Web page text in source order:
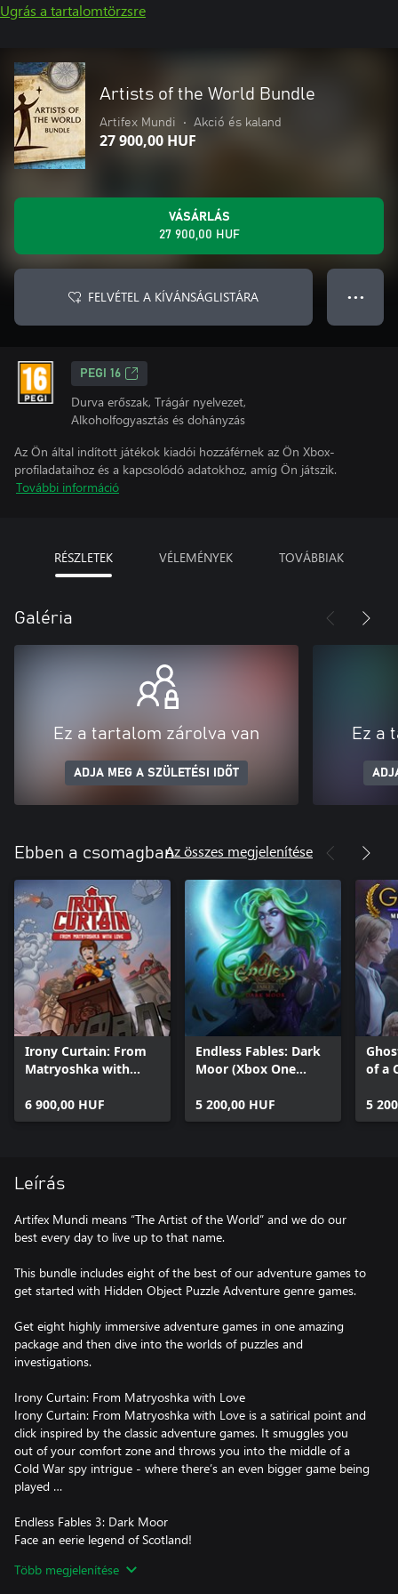
Ugrás a tartalomtörzsre
Artists of the World Bundle
Artifex Mundi • Akció és kaland
27 900,00 HUF
VÁSÁRLÁS
27 900,00 HUF
FELVÉTEL A KÍVÁNSÁGLISTÁRA ● ● ●
PEGI 16
Durva erőszak, Trágár nyelvezet,
Alkoholfogyasztás és dohányzás
Az Ön által indított játékok kiadói hozzáférnek az Ön Xbox-
profiladataihoz és a kapcsolódó adatokhoz, amíg Ön játszik.
További információ
RÉSZLETEK VÉLEMÉNYEK TOVÁBBIAK
Galéria
Ez a tartalom zárolva van
ADJA MEG A SZÜLETÉSI IDŐT
Ez a
Ebben a csomagbanAz összes megjelenítése
Irony Curtain: From
Matryoshka with
6 900,00 HUF
Endless Fables: Dark
Moor (Xbox One
5 200,00 HUF
of a
5
Leírás
Artifex Mundi means “The Artist of the World” and we do our
best every day to live up to that name.
This bundle includes eight of the best of our adventure games to
get started with Hidden Object Puzzle Adventure genre games.
Get eight highly immersive adventure games in one amazing
package and then dive into the worlds of puzzles and
investigations.
Irony Curtain: From Matryoshka with Love
Irony Curtain: From Matryoshka with Love is a satirical point and
click inspired by the classic adventure games. It smuggles you
out of your comfort zone and throws you into the middle of a
Cold War spy intrigue - where there’s an even bigger game being
played …
Endless Fables 3: Dark Moor
Face an eerie legend of Scotland!
Ghost Files 2: Memory of a Crime
Több megjelenítése